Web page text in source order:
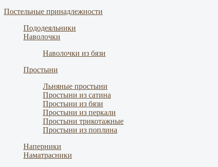
Постельные принадлежности
Пододеяльники
Наволочки
Наволочки из бязи
Простыни
Льняные простыни
Простыни из сатина
Простыни из бязи
Простыни из перкали
Простыни трикотажные
Простыни из поплина
Наперники
Наматрасники